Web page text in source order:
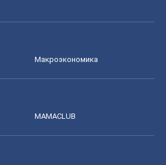
Mакроэкономика
MAMACLUB